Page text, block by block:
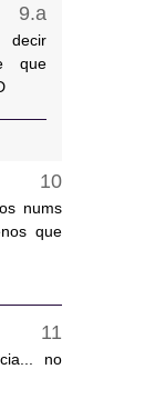
que
nums
que
no